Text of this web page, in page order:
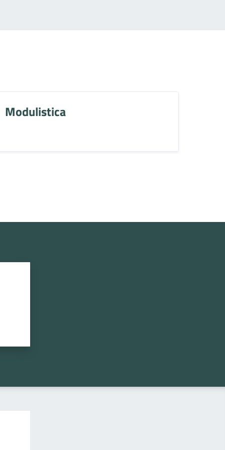
Modulistica